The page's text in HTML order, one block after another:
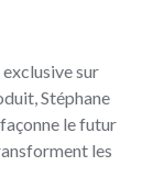
sur
Stéphane
le futur
les